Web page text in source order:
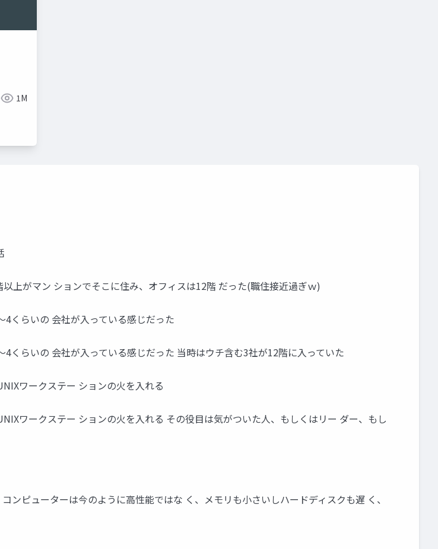
1M
上がマン ションでそこに住み、オフィスは12階 だった(職住接近過ぎｗ)
くらいの 会社が入っている感じだった
くらいの 会社が入っている感じだった 当時はウチ含む3社が12階に入っていた
ワークステー ションの火を入れる
ワークステー ションの火を入れる その役目は気がついた人、もしくはリー ダー、もし
ンピューターは今のように高性能ではな く、メモリも小さいしハードディスクも遅 く、